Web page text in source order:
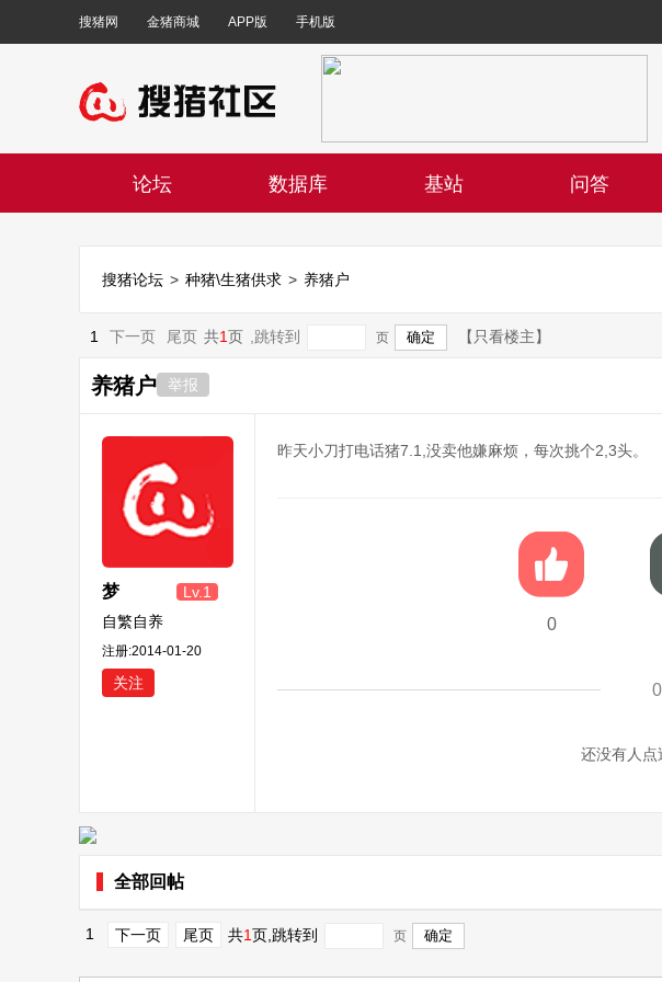
搜猪网 金猪商城 APP版 手机版
论坛 数据库 基站 问答
搜猪论坛 > 种猪\生猪供求 > 养猪户
1 下一页 尾页 共1页 ,跳转到 页 【只看楼主】
养猪户 举报
梦
Lv.1
自繁自养
注册:2014-01-20
关注
昨天小刀打电话猪7.1,没卖他嫌麻烦，每次挑个2,3头。
0
0
还没有人点
全部回帖
1 下一页 尾页 共1页 ,跳转到 页